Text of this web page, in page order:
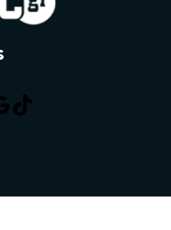
TikTok